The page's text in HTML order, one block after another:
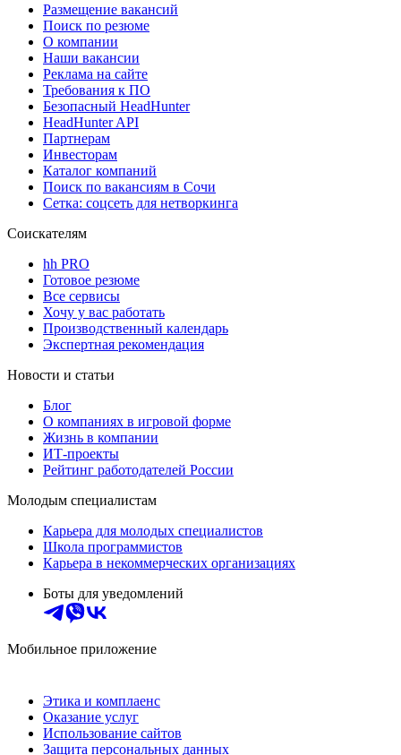
Размещение вакансий
Поиск по резюме
О компании
Наши вакансии
Реклама на сайте
Требования к ПО
Безопасный HeadHunter
HeadHunter API
Партнерам
Инвесторам
Каталог компаний
Поиск по вакансиям в Сочи
Сетка: соцсеть для нетворкинга
Соискателям
hh PRO
Готовое резюме
Все сервисы
Хочу у вас работать
Производственный календарь
Экспертная рекомендация
Новости и статьи
Блог
О компаниях в игровой форме
Жизнь в компании
ИТ-проекты
Рейтинг работодателей России
Молодым специалистам
Карьера для молодых специалистов
Школа программистов
Карьера в некоммерческих организациях
Боты для уведомлений
Мобильное приложение
Этика и комплаенс
Оказание услуг
Использование сайтов
Защита персональных данных